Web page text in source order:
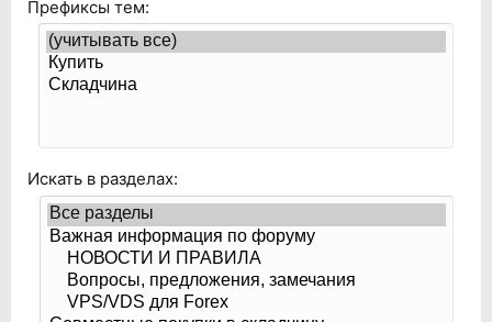
Префиксы тем:
Искать в разделах: